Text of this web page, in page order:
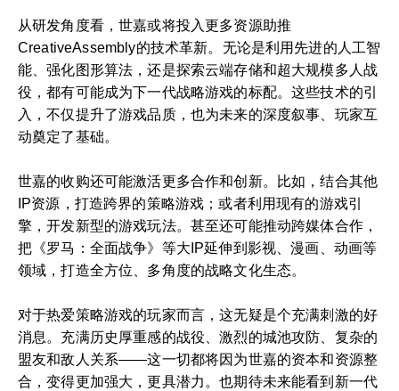
从研发角度看，世嘉或将投入更多资源助推
CreativeAssembly的技术革新。无论是利用先进的人工智
能、强化图形算法，还是探索云端存储和超大规模多人战
役，都有可能成为下一代战略游戏的标配。这些技术的引
入，不仅提升了游戏品质，也为未来的深度叙事、玩家互
动奠定了基础。
世嘉的收购还可能激活更多合作和创新。比如，结合其他
IP资源，打造跨界的策略游戏；或者利用现有的游戏引
擎，开发新型的游戏玩法。甚至还可能推动跨媒体合作，
把《罗马：全面战争》等大IP延伸到影视、漫画、动画等
领域，打造全方位、多角度的战略文化生态。
对于热爱策略游戏的玩家而言，这无疑是个充满刺激的好
消息。充满历史厚重感的战役、激烈的城池攻防、复杂的
盟友和敌人关系——这一切都将因为世嘉的资本和资源整
合，变得更加强大，更具潜力。也期待未来能看到新一代